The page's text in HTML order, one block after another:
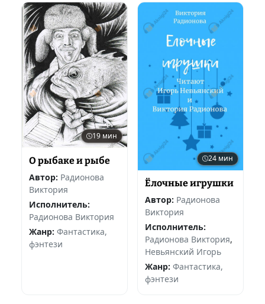
19 мин
О рыбаке и рыбе
Автор: Радионова
Виктория
Исполнитель:
Радионова Виктория
Жанр: Фантастика,
фэнтези
24 мин
Ёлочные игрушки
Автор: Радионова
Виктория
Исполнитель:
Радионова Виктория,
Невьянский Игорь
Жанр: Фантастика,
фэнтези